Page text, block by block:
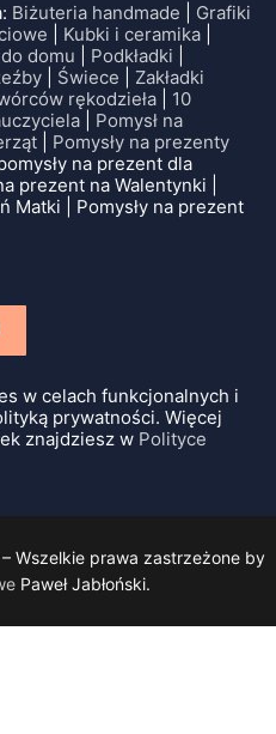
Biżuteria handmade
Grafiki
Kubki i ceramika
domu Podkładki
Świece
Zakładki
rękodzieła
10
Pomysł na
Pomysły na prezenty
na prezent dla
prezent na Walentynki |
Matki | Pomysły na prezent
w celach funkcjonalnych i
prywatności. Więcej
znajdziesz w Polityce
Wszelkie prawa zastrzeżone by
Paweł Jabłoński.